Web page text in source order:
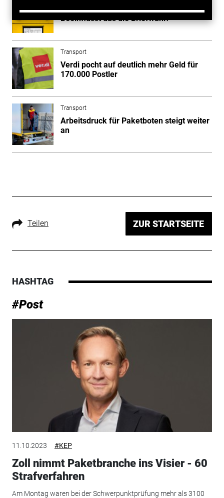
Mehr Warnstreiks bei der Post:
Beeinflusst das die Briefwahl?
Transport
Verdi pocht auf deutlich mehr Geld für
170.000 Postler
Transport
Arbeitsdruck für Paketboten steigt weiter
an
Teilen ZUR STARTSEITE
HASHTAG
#Post
11.10.2023 #KEP
Zoll nimmt Paketbranche ins Visier - 60
Strafverfahren
Am Montag waren bei der Schwerpunktprüfung mehr als 3100